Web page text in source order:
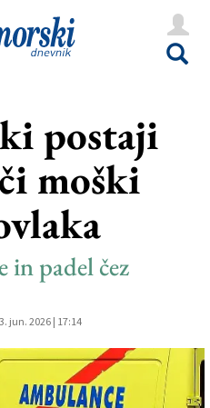
postaji
moški
in padel čez
3. jun. 2026 | 17:14